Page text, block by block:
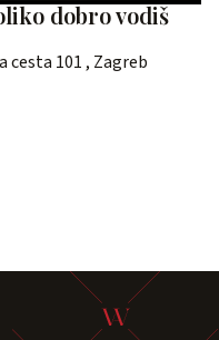
dobro vodiš
101 , Zagreb